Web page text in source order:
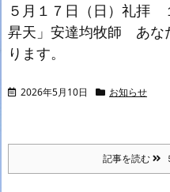
５月１７日（日）礼拝
昇天」安達均牧師 あな
ります。
2026年5月10日 お知らせ
記事を読む